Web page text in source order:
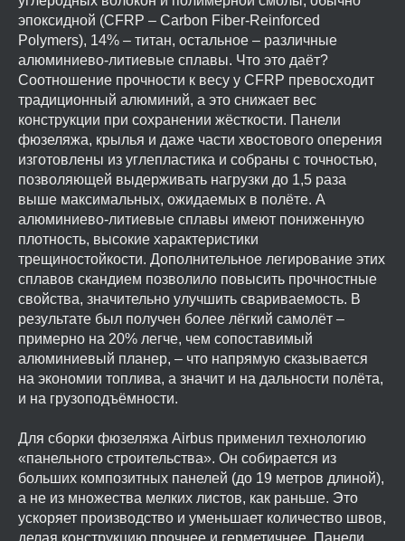
эпоксидной (CFRP – Carbon Fiber-Reinforced
Polymers), 14% – титан, остальное – различные
алюминиево-литиевые сплавы. Что это даёт?
Соотношение прочности к весу у CFRP превосходит
традиционный алюминий, а это снижает вес
конструкции при сохранении жёсткости. Панели
фюзеляжа, крылья и даже части хвостового оперения
изготовлены из углепластика и собраны с точностью,
позволяющей выдерживать нагрузки до 1,5 раза
выше максимальных, ожидаемых в полёте. А
алюминиево-литиевые сплавы имеют пониженную
плотность, высокие характеристики
трещиностойкости. Дополнительное легирование этих
сплавов скандием позволило повысить прочностные
свойства, значительно улучшить свариваемость. В
результате был получен более лёгкий самолёт –
примерно на 20% легче, чем сопоставимый
алюминиевый планер, – что напрямую сказывается
на экономии топлива, а значит и на дальности полёта,
и на грузоподъёмности.
Для сборки фюзеляжа Airbus применил технологию
«панельного строительства». Он собирается из
больших композитных панелей (до 19 метров длиной),
а не из множества мелких листов, как раньше. Это
ускоряет производство и уменьшает количество швов,
делая конструкцию прочнее и герметичнее. Панели